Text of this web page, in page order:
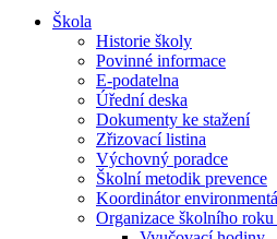
Škola
Historie školy
Povinné informace
E-podatelna
Úřední deska
Dokumenty ke stažení
Zřizovací listina
Výchovný poradce
Školní metodik prevence
Koordinátor
Organizace školního roku